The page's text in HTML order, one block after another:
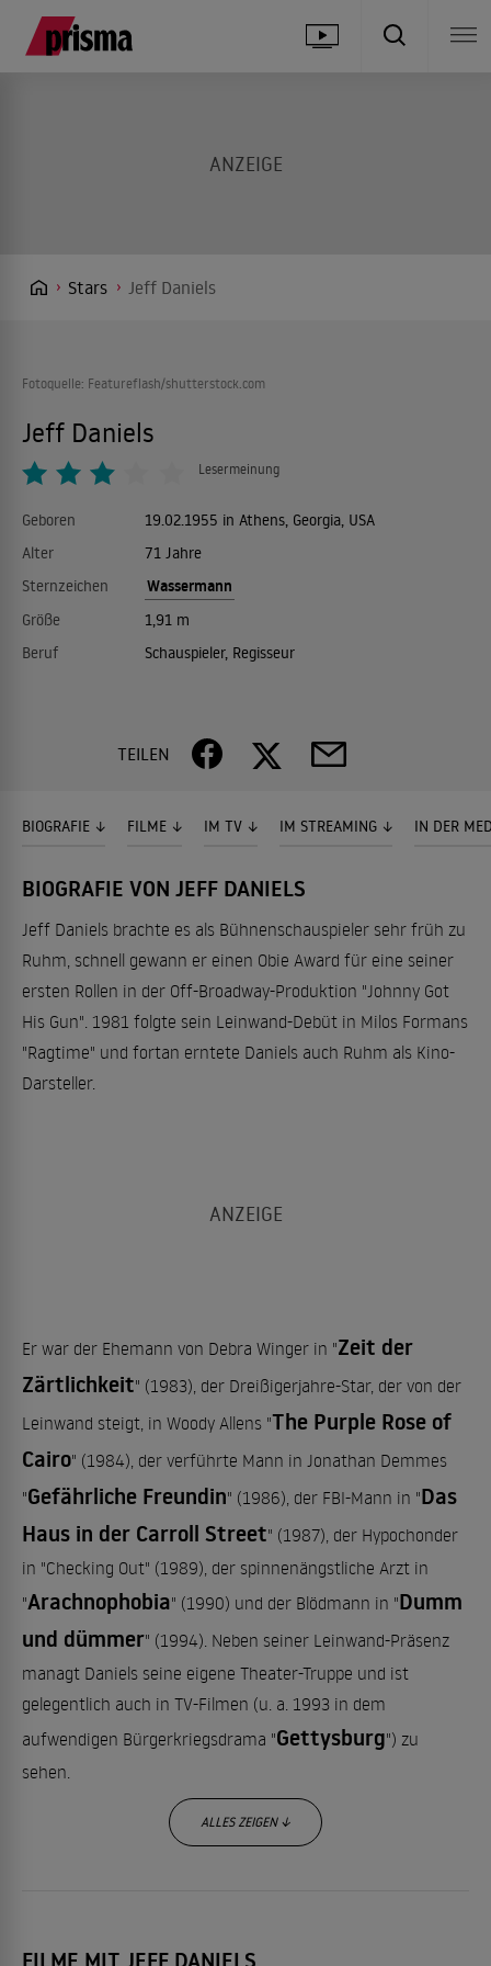
Stars Jeff Daniels
Fotoquelle: Featureflash/shutterstock.com
Jeff Daniels
Lesermeinung
Geboren
19.02.1955 in Athens, Georgia, USA
Alter
71 Jahre
Sternzeichen
Wassermann
Größe
1,91 m
Beruf
Schauspieler, Regisseur
TEILEN
BIOGRAFIE FILME IM TV IM STREAMING IN DER
BIOGRAFIE VON JEFF DANIELS
Jeff Daniels brachte es als Bühnenschauspieler sehr früh zu
Ruhm, schnell gewann er einen Obie Award für eine seiner
ersten Rollen in der Off-Broadway-Produktion "Johnny Got
His Gun". 1981 folgte sein Leinwand-Debüt in Milos Formans
"Ragtime" und fortan erntete Daniels auch Ruhm als Kino-
Darsteller.
Er war der Ehemann von Debra Winger in "Zeit der
Zärtlichkeit" (1983), der Dreißigerjahre-Star, der von der
Leinwand steigt, in Woody Allens "The Purple Rose of
Cairo" (1984), der verführte Mann in Jonathan Demmes
"Gefährliche Freundin" (1986), der FBI-Mann in "Das
Haus in der Carroll Street" (1987), der Hypochonder
in "Checking Out" (1989), der spinnenängstliche Arzt in
"Arachnophobia" (1990) und der Blödmann in "Dumm
und dümmer" (1994). Neben seiner Leinwand-Präsenz
managt Daniels seine eigene Theater-Truppe und ist
gelegentlich auch in TV-Filmen (u. a. 1993 in dem
aufwendigen Bürgerkriegsdrama "Gettysburg") zu
sehen.
ALLES ZEIGEN ↓